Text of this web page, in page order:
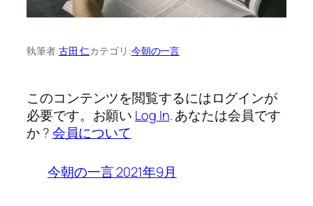
執筆者:古田 仁カテゴリ:今朝の一言
このコンテンツを閲覧するにはログインが
必要です。お願い Log In. あなたは会員です
か ?会員について
今朝の一言 2021年9月